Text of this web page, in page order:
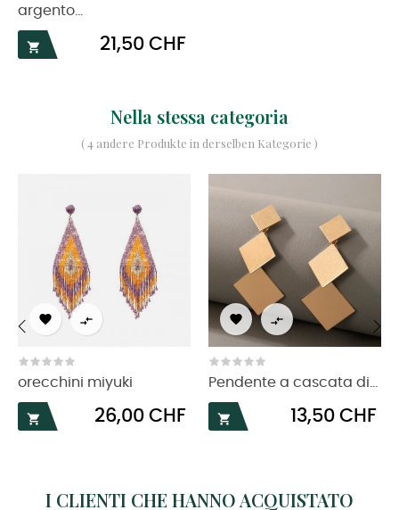
argento...

Prezzo
21,50 CHF
Nella stessa categoria
( 4 andere Produkte in derselben Kategorie )
 
orecchini miyuki

Prezzo
26,00 CHF
 
Pendente a cascata di...

Prezzo
13,50 CHF
‹
I CLIENTI CHE HANNO ACQUISTATO